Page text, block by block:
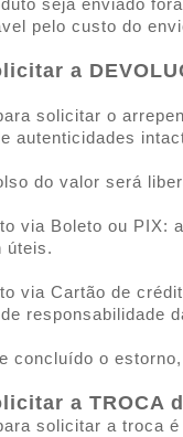
seja enviado
pelo custo do
a
solicitar o
autenticidades
do valor será
via Boleto ou PIX:
úteis.
via Cartão de
responsabilidade
concluído o
a TROCA
solicitar a troca é